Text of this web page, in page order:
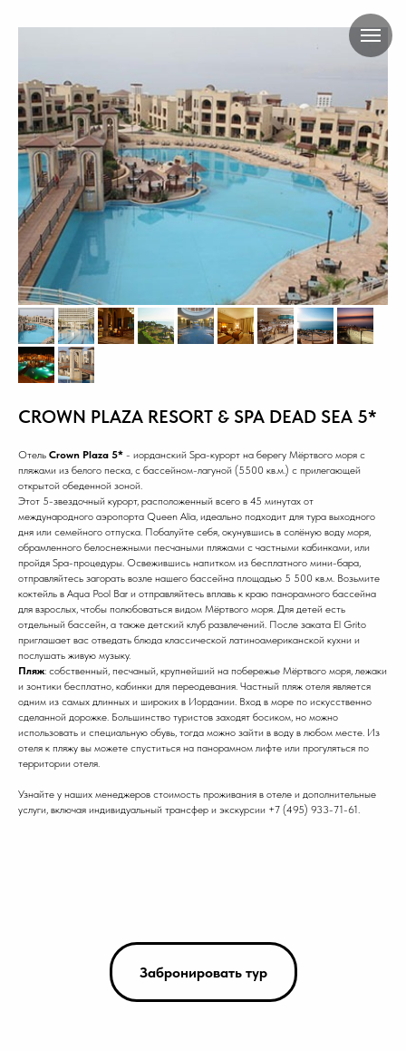
CROWN PLAZA RESORT & SPA DEAD SEA 5*
Отель Crown Plaza 5* - иорданский Spa-курорт на берегу Мёртвого моря с
пляжами из белого песка, с бассейном-лагуной (5500 кв.м.) с прилегающей
открытой обеденной зоной.
Этот 5-звездочный курорт, расположенный всего в 45 минутах от
международного аэропорта Queen Alia, идеально подходит для тура выходного
дня или семейного отпуска. Побалуйте себя, окунувшись в солёную воду моря,
обрамленного белоснежными песчаными пляжами с частными кабинками, или
пройдя Spa-процедуры. Освежившись напитком из бесплатного мини-бара,
отправляйтесь загорать возле нашего бассейна площадью 5 500 кв.м. Возьмите
коктейль в Aqua Pool Bar и отправляйтесь вплавь к краю панорамного бассейна
для взрослых, чтобы полюбоваться видом Мёртвого моря. Для детей есть
отдельный бассейн, а также детский клуб развлечений. После заката El Grito
приглашает вас отведать блюда классической латиноамериканской кухни и
послушать живую музыку.
Пляж: собственный, песчаный, крупнейший на побережье Мёртвого моря, лежаки
и зонтики бесплатно, кабинки для переодевания. Частный пляж отеля является
одним из самых длинных и широких в Иордании. Вход в море по искусственно
сделанной дорожке. Большинство туристов заходят босиком, но можно
использовать и специальную обувь, тогда можно зайти в воду в любом месте. Из
отеля к пляжу вы можете спуститься на панорамном лифте или прогуляться по
территории отеля.
Узнайте у наших менеджеров стоимость проживания в отеле и дополнительные
услуги, включая индивидуальный трансфер и экскурсии +7 (495) 933-71-61.
Забронировать тур